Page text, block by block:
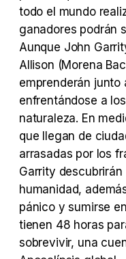
todo el mundo
ganadores podrán
Aunque John
Allison (Morena
emprenderán junto
enfrentándose a
naturaleza. En
que llegan de
arrasadas por los
Garrity
humanidad,
pánico y sumirse
tienen 48 horas
sobrevivir, una